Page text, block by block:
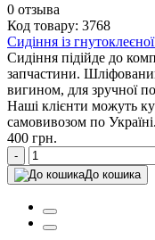
0 отзыва
Код товару: 3768
Сидіння із
Сидіння підійде до
запчастини.
вигином, для зручної
Наші клієнти можуть
самовивозом по
400 грн.
-
До кошика